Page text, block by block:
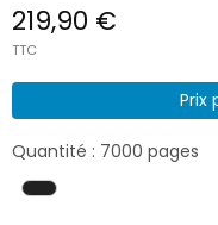
219,90 €
TTC
Prix
Quantité : 7000 pages